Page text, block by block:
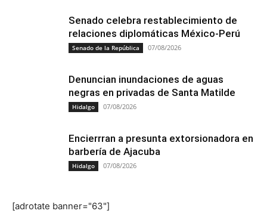
Senado celebra restablecimiento de
relaciones diplomáticas México-Perú
Senado de la República 07/08/2026
Denuncian inundaciones de aguas
negras en privadas de Santa Matilde
Hidalgo 07/08/2026
Encierrran a presunta extorsionadora en
barbería de Ajacuba
Hidalgo 07/08/2026
[adrotate banner="63"]